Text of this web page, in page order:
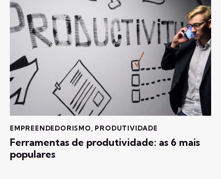
EMPREENDEDORISMO PRODUTIVIDADE
Ferramentas de produtividade: as 6 mais
populares